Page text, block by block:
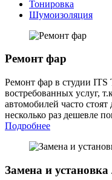
Тонировка
Шумоизоляция
Ремонт фар
Ремонт фар в студии ITS
востребованных услуг,
автомобилей часто
несколько раз дешевле
Подробнее
Замена и установка